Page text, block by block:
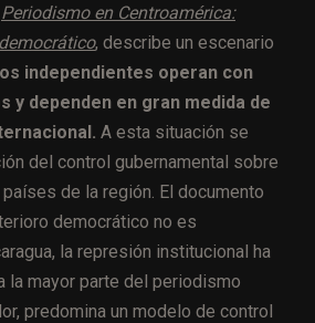
Periodismo en Centroamérica:
, describe un escenario
independientes operan con
y dependen en gran medida de
A esta situación se
del control gubernamental sobre
de la región. El documento
democrático no es
la represión institucional ha
la mayor parte del periodismo
predomina un modelo de control